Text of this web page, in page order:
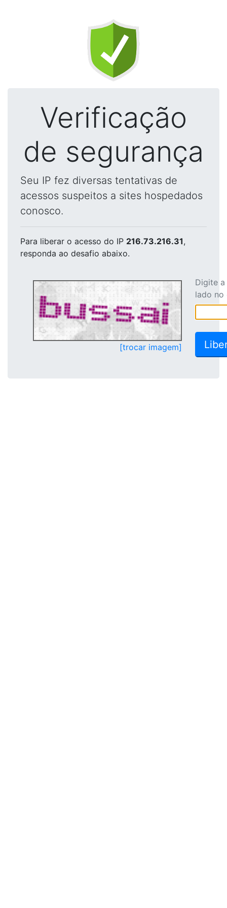
Verificação
de segurança
Seu IP fez diversas tentativas de
acessos suspeitos a sites hospedados
conosco.
Para liberar o acesso do IP 216.73.216.31,
responda ao desafio abaixo.
[trocar imagem]
Digite
lado no